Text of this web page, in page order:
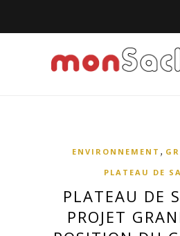
ENVIRONNEMENT ,
PLATEAU DE
PLATEAU DE
PROJET